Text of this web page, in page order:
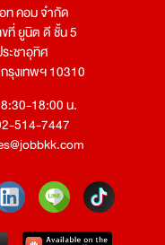
ท คอม จำกัด
ที่ ยูนิต ดี ชั้น 5
ะชาอุทิศ
รุงเทพฯ 10310
18:00 น.
514-7447